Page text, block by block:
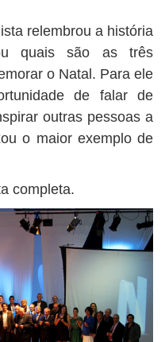
relembrou a história
quais são as três
o Natal. Para ele
de falar de
outras pessoas a
o maior exemplo de
completa.